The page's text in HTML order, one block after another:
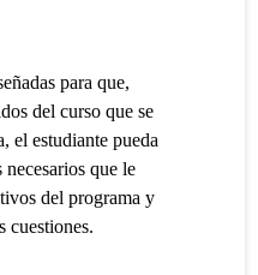
para que,
del curso que se
el estudiante pueda
que le
del programa y
cuestiones.